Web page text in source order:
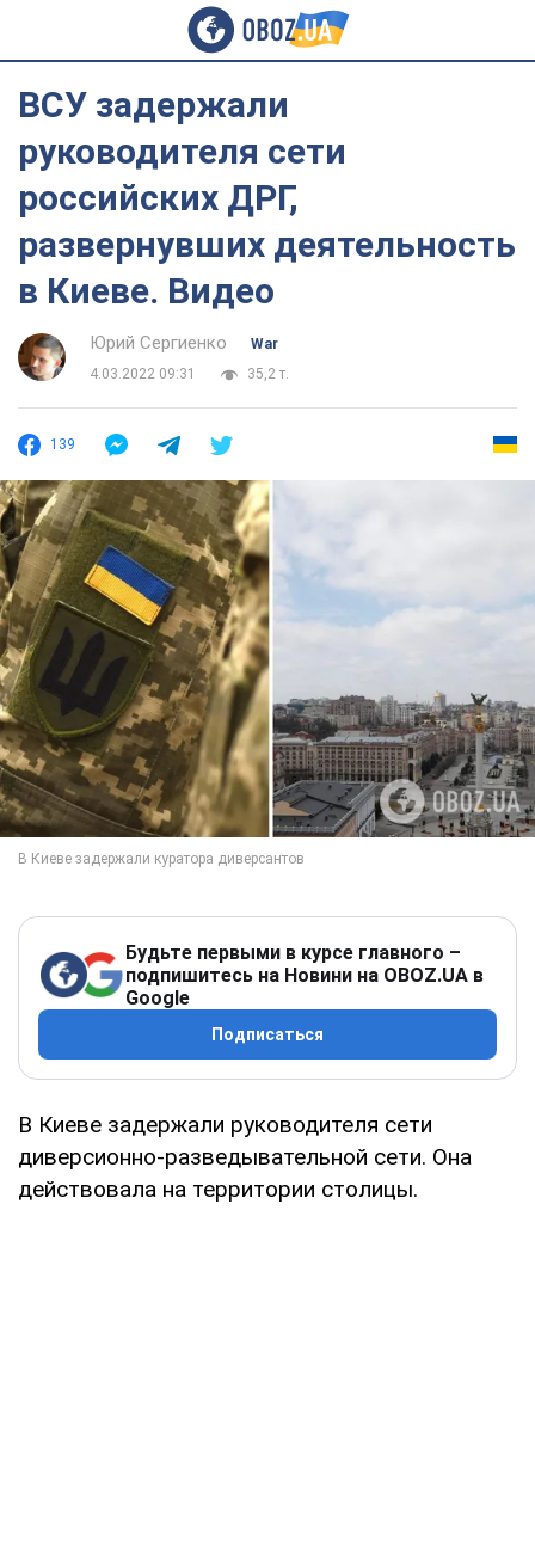
ВСУ задержали
руководителя сети
российских ДРГ,
развернувших деятельность
в Киеве. Видео
Юрий Сергиенко
War
4.03.2022 09:31
35,2 т.
139
Будьте первыми в курсе главного –
подпишитесь на Новини на OBOZ.UA в
Google
Подписаться
В Киеве задержали руководителя сети
диверсионно-разведывательной сети. Она
действовала на территории столицы.